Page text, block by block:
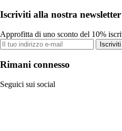
Iscriviti alla nostra newsletter
Approfitta di uno sconto del 10%
Iscriviti
Rimani connesso
Seguici sui social